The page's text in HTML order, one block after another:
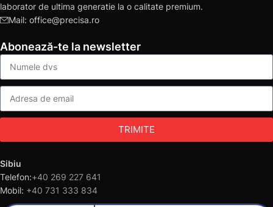
laborator de ultima generatie la o calitate premium.
Mail: office@precisa.ro
Abonează-te la newsletter
TRIMITE
Sibiu
Telefon:+40 269 227 641
Mobil: +40 731 333 834